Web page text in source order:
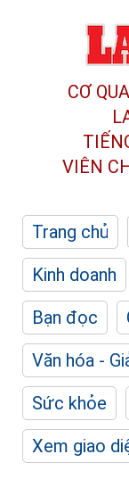
CƠ
VIÊN
Trang chủ
Kinh doanh
Bạn đọc
Văn hóa -
Sức khỏe
Xem giao